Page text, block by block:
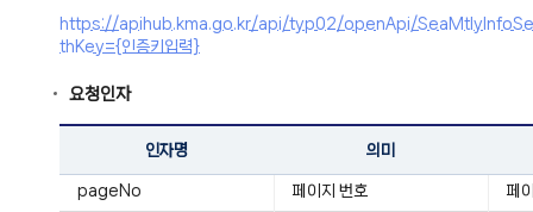
https://apihub.kma.go.kr/api/typ02/openApi/
thKey={인증키입력}
요청인자
인자명 의미
pageNo 페이지 번호 페